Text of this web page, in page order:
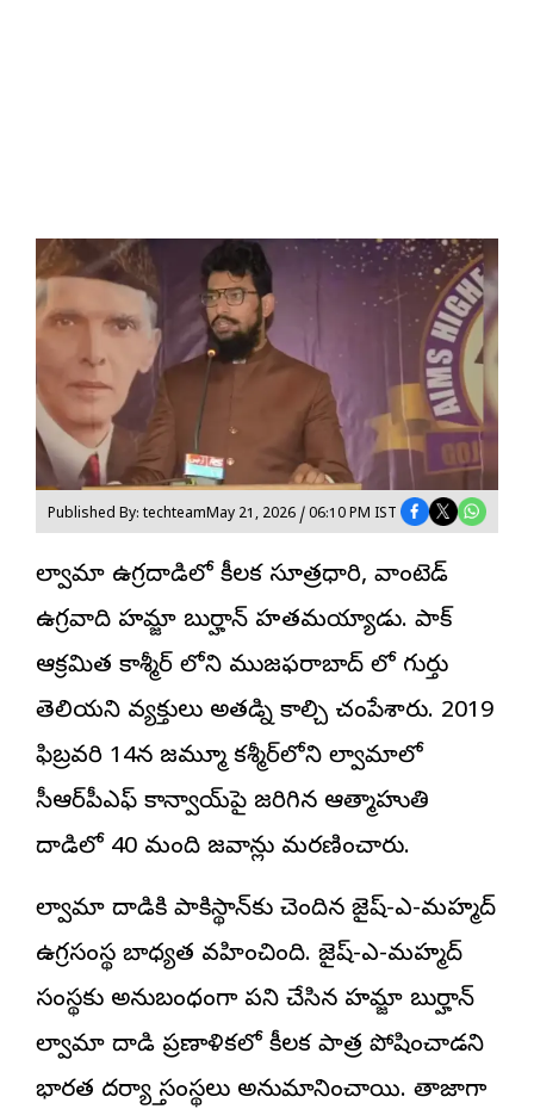
Published By: techteamMay 21, 2026 / 06:10 PM IST
పుల్వామా ఉగ్రదాడిలో కీలక సూత్రధారి, వాంటెడ్
ఉగ్రవాది హమ్జా బుర్హాన్ హతమయ్యాడు. పాక్
ఆక్రమిత కాశ్మీర్ లోని ముజఫరాబాద్ లో గుర్తు
తెలియని వ్యక్తులు అతడ్ని కాల్చి చంపేశారు. 2019
ఫిబ్రవరి 14న జమ్మూ కశ్మీర్‌లోని పుల్వామాలో
సీఆర్‌పీఎఫ్ కాన్వాయ్‌పై జరిగిన ఆత్మాహుతి
దాడిలో 40 మంది జవాన్లు మరణించారు.
పుల్వామా దాడికి పాకిస్థాన్‌కు చెందిన జైష్-ఎ-మహ్మద్
ఉగ్రసంస్థ బాధ్యత వహించింది. జైష్-ఎ-మహ్మద్‌
సంస్థకు అనుబంధంగా పని చేసిన హమ్జా బుర్హాన్
పుల్వామా దాడి ప్రణాళికలో కీలక పాత్ర పోషించాడని
భారత దర్యాప్తు సంస్థలు అనుమానించాయి. తాజాగా